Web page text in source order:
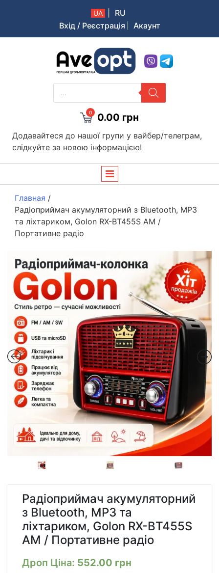
UA
RU
Вхід / Реєстрація
Акаунт
Aveopt – оптова дропшипінг платформа в Україні
PRODUCTS
SEARCH
0 0.00 грн
Додавайтеся до нашої групи у вайбер/телеграм,
слідкуйте за новою інформацією!
Главная /
Радіоприймач акумуляторний з Bluetooth, MP3
та ліхтариком, Golon RX-BT455S AM /
Портативне радіо
Радіоприймач акумуляторний
з Bluetooth, MP3 та
ліхтариком, Golon RX-BT455S
AM / Портативне радіо
Дроп Ціна: 552.00 грн